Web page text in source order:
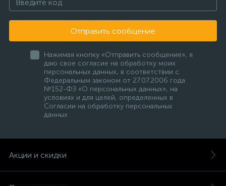
Отправить сообщение
Нажимая кнопку «Отправить сообщение», я
даю свое согласие на обработку моих
персональных данных, в соответствии с
Федеральным законом от 27.07.2006 года
№152-ФЗ «О персональных данных», на
условиях и для целей, определенных в
Согласии на обработку персональных
данных
Акции и скидки